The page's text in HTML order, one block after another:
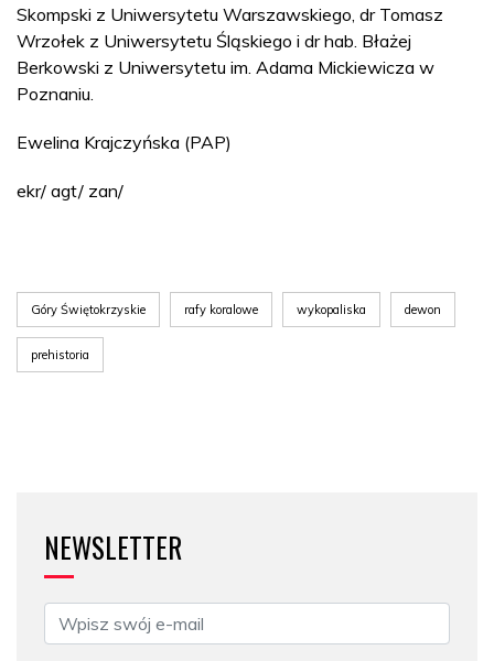
Skompski z Uniwersytetu Warszawskiego, dr Tomasz
Wrzołek z Uniwersytetu Śląskiego i dr hab. Błażej
Berkowski z Uniwersytetu im. Adama Mickiewicza w
Poznaniu.
Ewelina Krajczyńska (PAP)
ekr/ agt/ zan/
Góry Świętokrzyskie rafy koralowe wykopaliska dewon
prehistoria
NEWSLETTER